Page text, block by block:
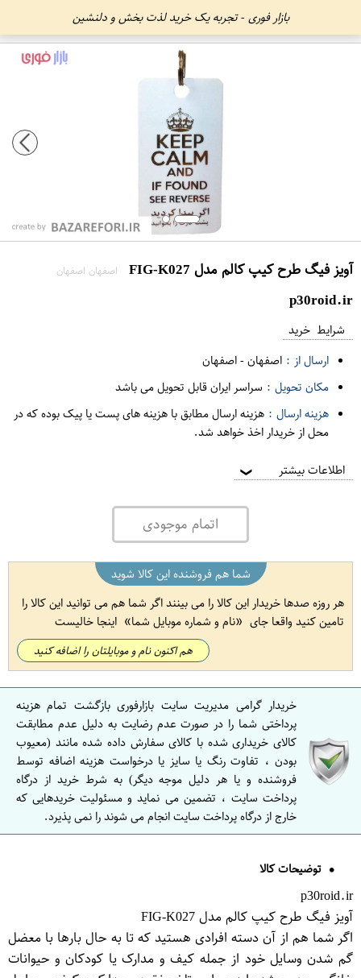
بازار فوری - تجربه یک خرید لذت بخش و دلنشین
آویز فیگ طرح کیپ کالم مدل FIG-K027 اصفهان اصفهان
p30roid.ir
شرایط خرید
ارسال از : اصفهان-اصفهان
مکان تحویل : سراسر ایران قابل تحویل می باشد
هزینه ارسال : هزینه ارسال مطابق با هزینه های پست یا پیک بوده که در
محل از خریدار اخذ خواهد شد.
اطلاعات بیشتر ❯
اتمام موجودی
شما هم فروشنده این کالا شوید
هر روزه صدها خریدار این کالا را می بینند اگر شما هم می توانید این کالا را
تامین کنید واقعا جای
نام و شماره موبایل شما اینجا خالیست
هم اکنون نام و موبایلتان را اضافه کنید
خریدار گرامی مدیریت سایت بازارفوری بازگشت تمام هزینه
پرداختی شما را در صورت عدم رضایت به دلیل عدم مطابقت
کالای خریداری شده با کالای سفارش داده شده مانند (معیوب
بودن ، تفاوت رنگ یا سایز یا درخواست هزینه اضافه توسط
فروشنده و یا هر دلیل موجه دیگر) به شرط خرید از درگاه
پرداخت سایت ، تضمین می نماید و مسئولیت خریدهایی که
خارج از درگاه پرداخت سایت انجام می شوند را نمی پذیرد.
توضیحات کالا
p30roid.ir
آویز فیگ طرح کیپ کالم مدل FIG-K027
اگر شما هم از آن دسته افرادی هستید که تا به حال بارها با معضل
گم شدن وسایل خود از جمله کیف و مدارک یا کودکان و حیوانات